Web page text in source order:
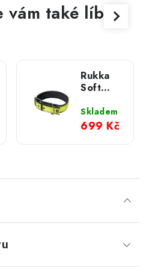
vám také líbit
Rukka
Soft
neonový
Skladem
699 Kč